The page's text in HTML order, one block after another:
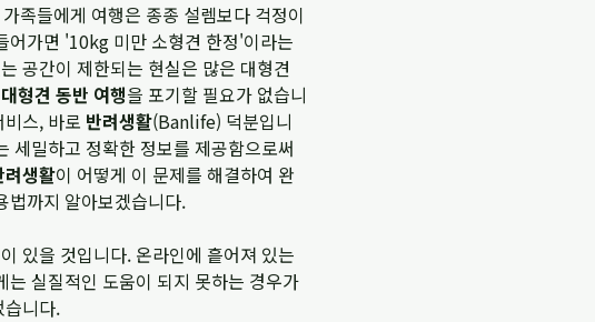
족들에게 여행은 종종 설렘보다 걱정이
어가면 '10kg 미만 소형견 한정'이라는
공간이 제한되는 현실은 많은 대형견
대형견 동반 여행을 포기할 필요가 없습니
스, 바로 반려생활(Banlife) 덕분입니
세밀하고 정확한 정보를 제공함으로써
려생활이 어떻게 이 문제를 해결하여 완
법까지 알아보겠습니다.
있을 것입니다. 온라인에 흩어져 있는
실질적인 도움이 되지 못하는 경우가
습니다.